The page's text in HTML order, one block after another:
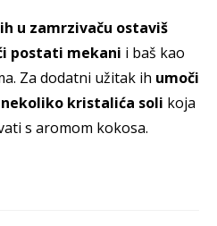
u zamrzivaču ostaviš
postati mekani i baš kao
Za dodatni užitak ih umoči
kristalića soli koja
s aromom kokosa.